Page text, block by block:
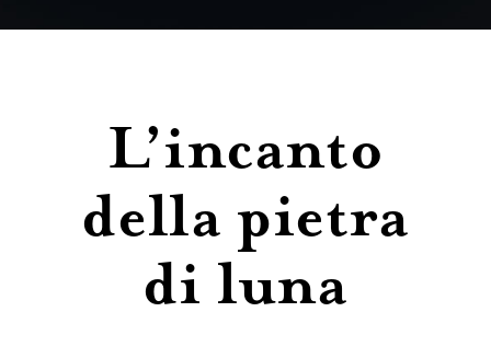
L’incanto
della pietra
di luna